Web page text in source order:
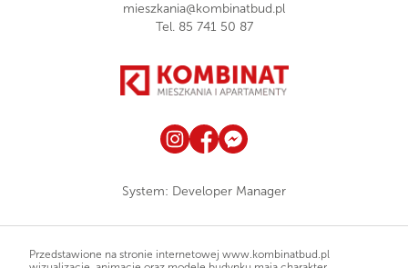
mieszkania@kombinatbud.pl
Tel. 85 741 50 87
System: Developer Manager
Przedstawione na stronie internetowej www.kombinatbud.pl